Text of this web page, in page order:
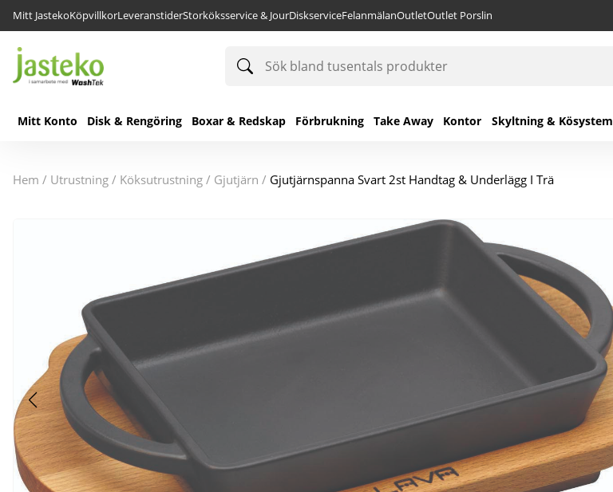
Mitt JastekoKöpvillkorLeveranstiderStorköksservice & JourDiskserviceFelanmälanOutletOutlet Porslin
Sök
bland
produkter
Mitt Konto Disk & Rengöring Boxar & Redskap Förbrukning Take Away Kontor Skyltning & Kösystem
hem / utrustning / köksutrustning / gjutjärn / Gjutjärnspanna Svart 2st Handtag & Underlägg I Trä